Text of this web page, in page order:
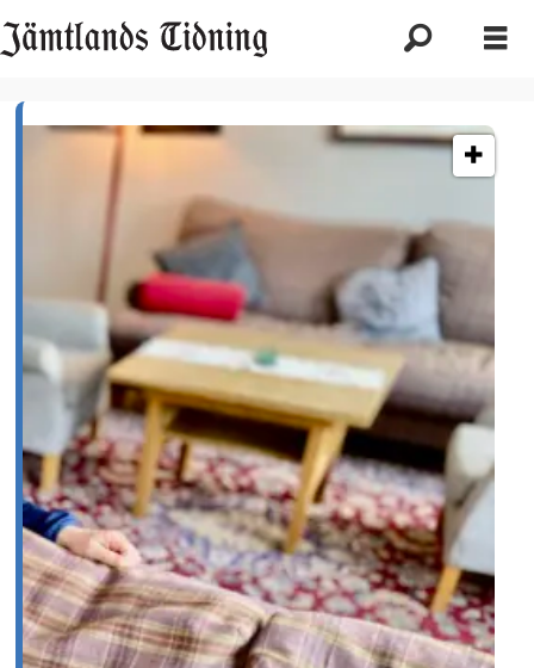
Etikett:
jt26v7